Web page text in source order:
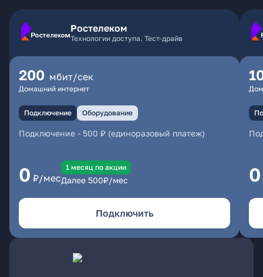
Ростелеком
Технологии доступа. Тест-драйв
200 мбит/сек
Домашний интернет
Подключение Оборудование
Подключение - 500 ₽ (единоразовый платеж)
0 ₽/мес
1 месяц по акции
Далее 500₽/мес
Подключить
0